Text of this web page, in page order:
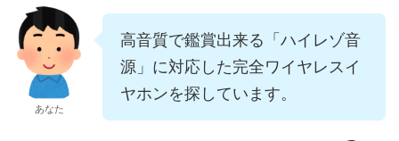
あなた
高音質で鑑賞出来る「ハイレゾ音
源」に対応した完全ワイヤレスイ
ヤホンを探しています。